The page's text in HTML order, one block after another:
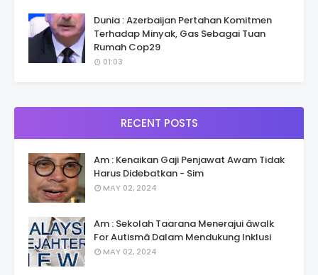
Dunia : Azerbaijan Pertahan Komitmen
Terhadap Minyak, Gas Sebagai Tuan
Rumah Cop29
01:03
RECENT POSTS
Am : Kenaikan Gaji Penjawat Awam Tidak
Harus Didebatkan - Sim
MAY 02, 2024
Am : Sekolah Taarana Menerajui âwalk
For Autismâ Dalam Mendukung Inklusi
MAY 02, 2024